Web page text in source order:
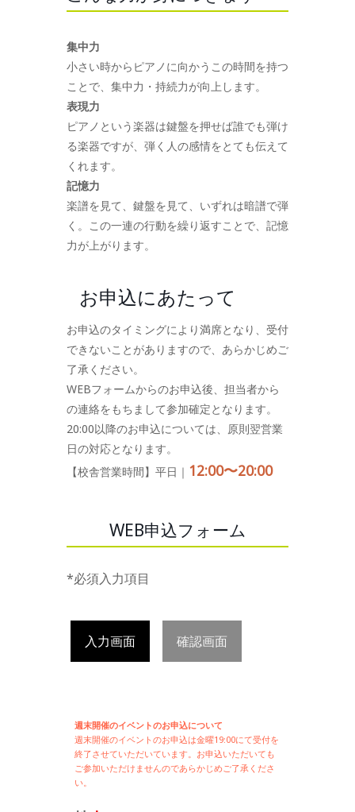
集中力
小さい時からピアノに向かうこの時間を持つ
ことで、集中力・持続力が向上します。
表現力
ピアノという楽器は鍵盤を押せば誰でも弾け
る楽器ですが、弾く人の感情をとても伝えて
くれます。
記憶力
楽譜を見て、鍵盤を見て、いずれは暗譜で弾
く。この一連の行動を繰り返すことで、記憶
力が上がります。
お申込にあたって
お申込のタイミングにより満席となり、受付
できないことがありますので、あらかじめご
了承ください。
WEBフォームからのお申込後、担当者から
の連絡をもちまして参加確定となります。
20:00以降のお申込については、原則翌営業
日の対応となります。
【校舎営業時間】平日｜ 12:00〜20:00
WEB申込フォーム
*必須入力項目
入力画面 確認画面
週末開催のイベントのお申込について
週末開催のイベントのお申込は金曜19:00にて受付を
終了させていただいています。お申込いただいても
ご参加いただけませんのであらかじめご了承くださ
い。